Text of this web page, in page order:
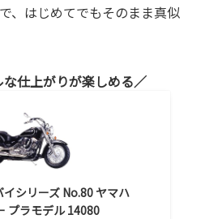
、はじめてでもそのまま真似
仕上がりが楽しめる
シリーズ No.80 ヤマハ
プラモデル 14080